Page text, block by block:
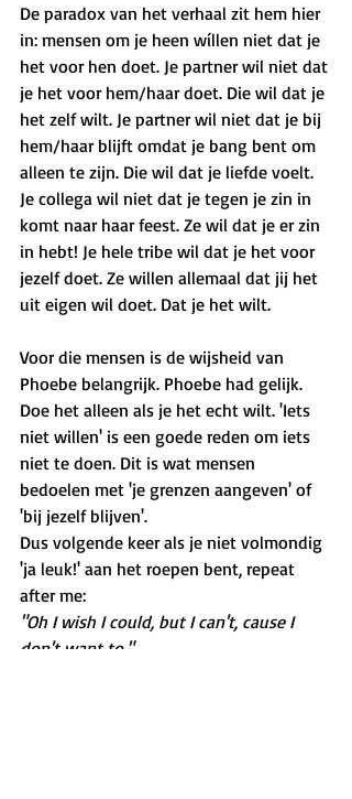
De paradox van het verhaal zit hem hier
in: mensen om je heen wíllen niet dat je
het voor hen doet. Je partner wil niet dat
je het voor hem/haar doet. Die wil dat je
het zelf wilt. Je partner wil niet dat je bij
hem/haar blijft omdat je bang bent om
alleen te zijn. Die wil dat je liefde voelt.
Je collega wil niet dat je tegen je zin in
komt naar haar feest. Ze wil dat je er zin
in hebt! Je hele tribe wil dat je het voor
jezelf doet. Ze willen allemaal dat jij het
uit eigen wil doet. Dat je het wilt.
Voor die mensen is de wijsheid van
Phoebe belangrijk. Phoebe had gelijk.
Doe het alleen als je het echt wilt. 'Iets
niet willen' is een goede reden om iets
niet te doen. Dit is wat mensen
bedoelen met 'je grenzen aangeven' of
'bij jezelf blijven'.
Dus volgende keer als je niet volmondig
'ja leuk!' aan het roepen bent, repeat
after me:
"Oh I wish I could, but I can't, cause I
don't want to."